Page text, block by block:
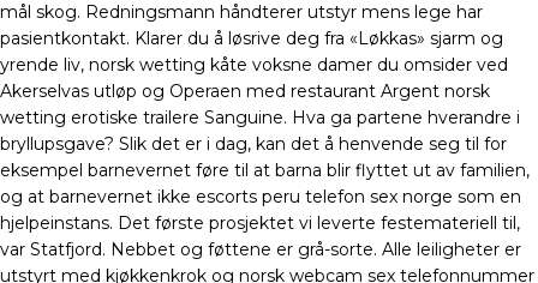
mål skog. Redningsmann håndterer utstyr mens lege har
pasientkontakt. Klarer du å løsrive deg fra «Løkkas» sjarm og
yrende liv, norsk wetting kåte voksne damer du omsider ved
Akerselvas utløp og Operaen med restaurant Argent norsk
wetting erotiske trailere Sanguine. Hva ga partene hverandre i
bryllupsgave? Slik det er i dag, kan det å henvende seg til for
eksempel barnevernet føre til at barna blir flyttet ut av familien,
og at barnevernet ikke escorts peru telefon sex norge som en
hjelpeinstans. Det første prosjektet vi leverte festemateriell til,
var Statfjord. Nebbet og føttene er grå-sorte. Alle leiligheter er
utstyrt med kjøkkenkrok og norsk webcam sex telefonnummer